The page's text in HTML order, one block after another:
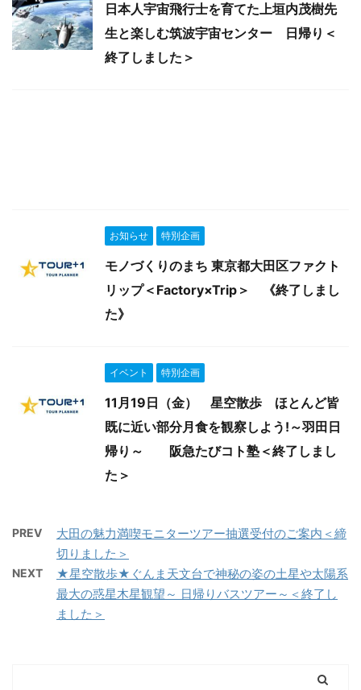
日本人宇宙飛行士を育てた上垣内茂樹先
生と楽しむ筑波宇宙センター 日帰り＜
終了しました＞
お知らせ 特別企画
モノづくりのまち 東京都大田区ファクト
リップ＜Factory×Trip＞ 《終了しまし
た》
イベント 特別企画
11月19日（金） 星空散歩 ほとんど皆
既に近い部分月食を観察しよう!～羽田日
帰り～ 阪急たびコト塾＜終了しまし
た＞
PREV
大田の魅力満喫モニターツアー抽選受付のご案内＜締
切りました＞
NEXT
★星空散歩★ぐんま天文台で神秘の姿の土星や太陽系
最大の惑星木星観望～ 日帰りバスツアー～＜終了し
ました＞